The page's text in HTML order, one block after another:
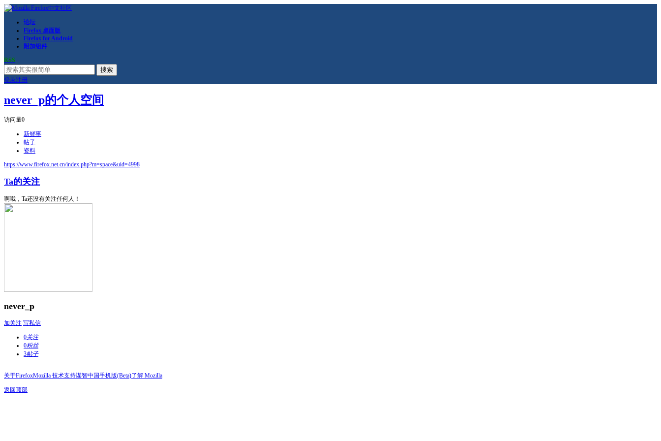
论坛
Firefox 桌面版
Firefox for Android
附加组件
RSS
搜索
登录注册
never_p的个人空间
访问量0
新鲜事
帖子
资料
https://www.firefox.net.cn/index.php?m=space&uid=4998
Ta的关注
啊哦，Ta还没有关注任何人！
never_p
加关注 写私信
0关注
0粉丝
3帖子
关于FirefoxMozilla 技术支持谋智中国手机版(Beta)了解 Mozilla
返回顶部